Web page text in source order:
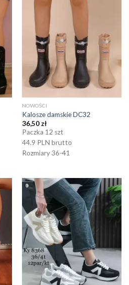
NOWOŚCI
Kalosze damskie DC32
36,50 zł
Paczka 12 szt
44.9 PLN brutto
Rozmiary 36-41